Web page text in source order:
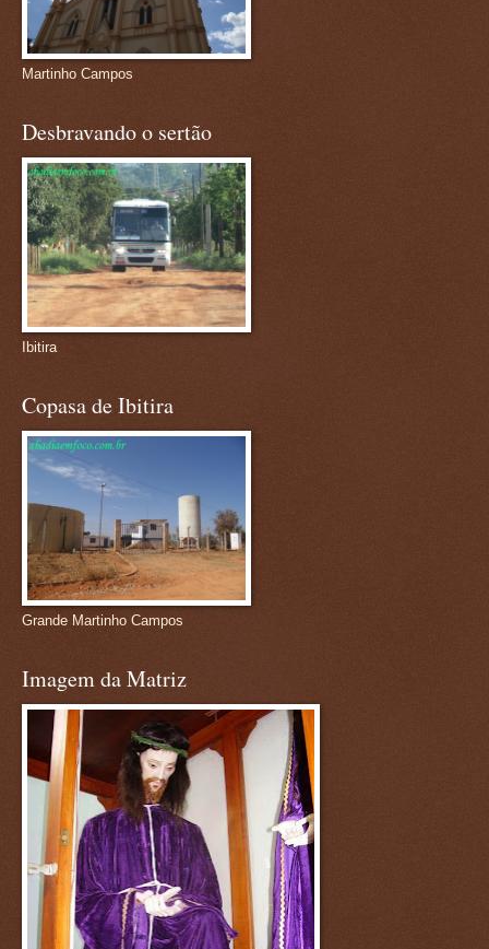
Martinho Campos
Desbravando o sertão
Ibitira
Copasa de Ibitira
Grande Martinho Campos
Imagem da Matriz